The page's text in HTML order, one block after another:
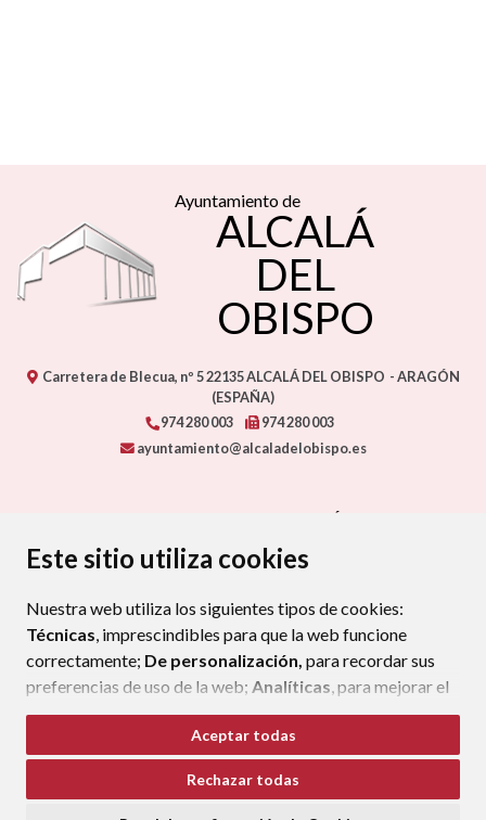
Este sitio utiliza cookies
Nuestra web utiliza los siguientes tipos de cookies:
Técnicas, imprescindibles para que la web funcione
correctamente; De personalización, para recordar sus
preferencias de uso de la web; Analíticas, para mejorar el
funcionamiento de la web y sus servicios.
Si acepta pulsando el botón“Aceptar todas”
consideramos que acepta su uso. Si pulsa el botón
Aceptar todas
Rechazar todas
Ayuntamiento de
ALCALÁ
DEL
OBISPO
Carretera de Blecua, nº 522135ALCALÁ DEL OBISPO - ARAGÓN
(ESPAÑA)
974 280 003
974 280 003
ayuntamiento@alcaladelobispo.es
CONTACTO - AYUNTAMIENTO DE ALCALÁ DEL OBISPO
MAPA WEB
AVISO LEGAL
PROTECCIÓN DE DATOS
ACCESIBILIDAD
POLÍTICA DE COOKIES